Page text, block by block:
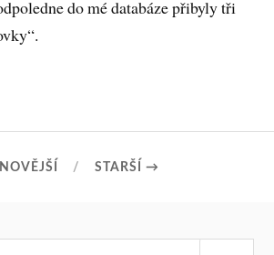
do mé databáze přibyly tři
STARŠÍ →